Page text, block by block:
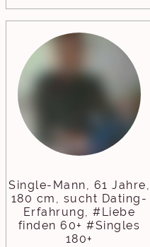
Single-Mann, 61 Jahre,
180 cm, sucht Dating-
Erfahrung, #Liebe
finden 60+ #Singles
180+